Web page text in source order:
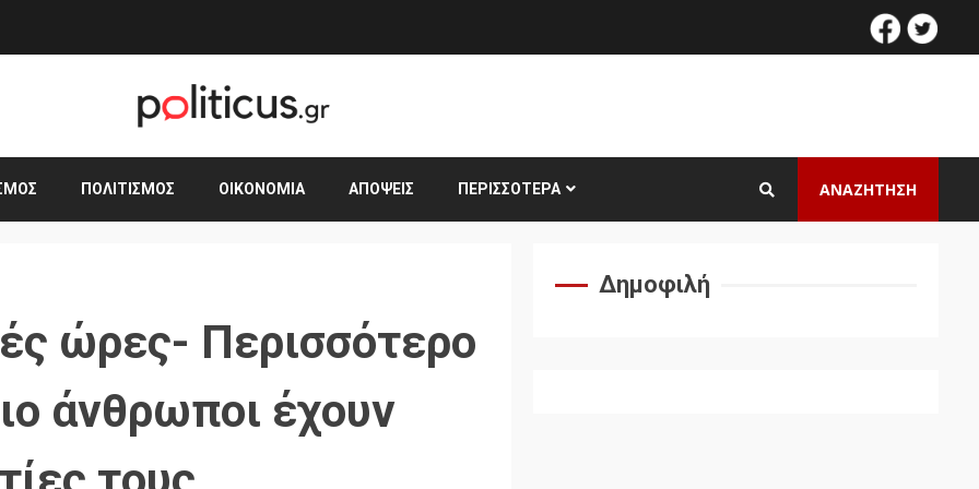
facebook
ΠΟΛΙΤΙΣΜΌΣ ΟΙΚΟΝΟΜΊΑ ΑΠΌΨΕΙΣ ΠΕΡΙΣΣΌΤΕΡΑ ΑΝΑΖΗΤΗΣΗ
ώρες- Περισσότερο
άνθρωποι έχουν
Δημοφιλή